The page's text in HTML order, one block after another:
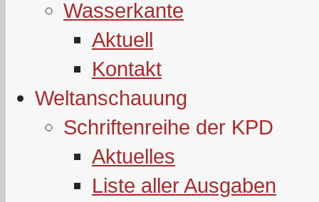
Wasserkante
Aktuell
Kontakt
Weltanschauung
Schriftenreihe der KPD
Aktuelles
Liste aller Ausgaben